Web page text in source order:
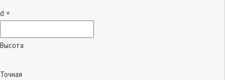
d =
Высота
Точная